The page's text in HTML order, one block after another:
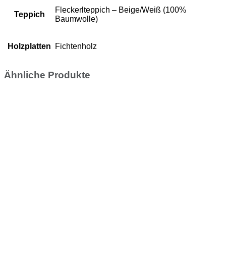
Teppich
Fleckerlteppich – Beige/Weiß (100%
Baumwolle)
Holzplatten Fichtenholz
Ähnliche Produkte